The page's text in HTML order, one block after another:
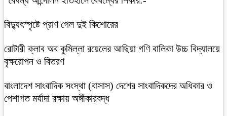
বিদ্যুৎস্পৃষ্টে প্রাণ গেল দুই কিশোরের
রোটারী ক্লাব অব কুমিল্লা রয়েলের আছিয়া গণি বালিকা উচ্চ বিদ্যালয়ে
বৃক্ষরোপন ও বিতরণ
বাংলাদেশ সাংবাদিক সংস্থা (বাসাস) দেশের সাংবাদিকদের অধিকার ও
পেশাগত মর্যাদা রক্ষায় অঙ্গীকারবদ্ধ